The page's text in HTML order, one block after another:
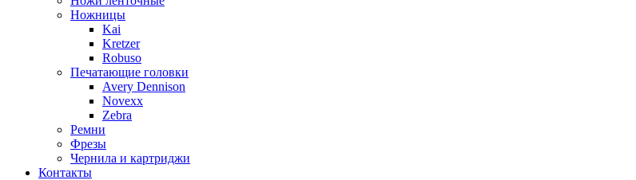
Ножницы
Kai
Kretzer
Robuso
Печатающие головки
Avery Dennison
Novexx
Zebra
Ремни
Фрезы
Чернила и картриджи
Контакты